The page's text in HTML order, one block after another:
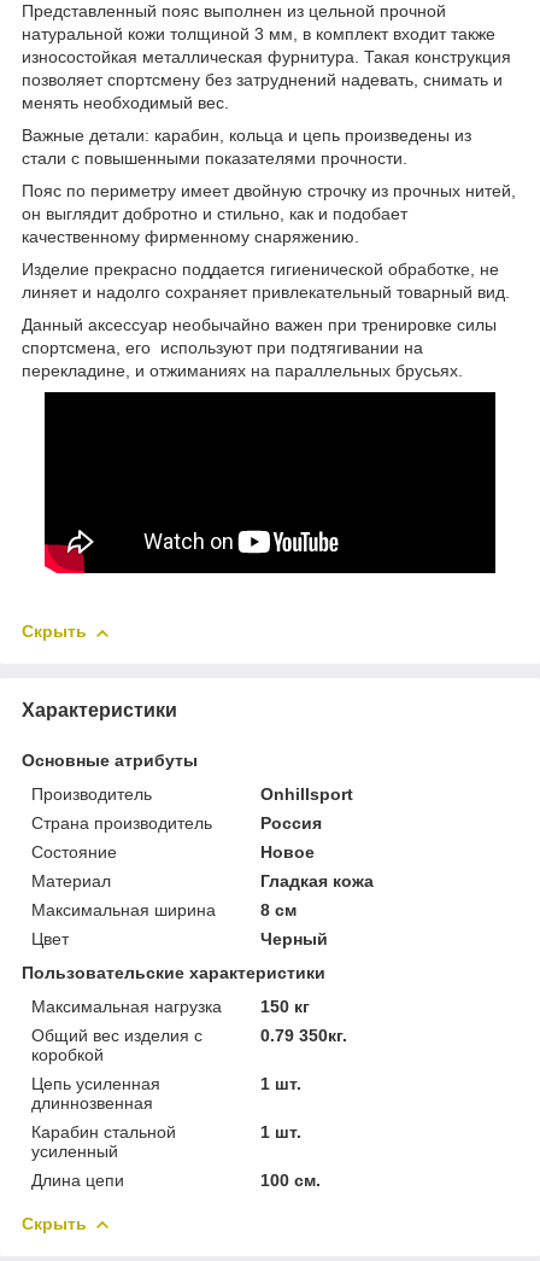
Представленный пояс выполнен из цельной прочной
натуральной кожи толщиной 3 мм, в комплект входит также
износостойкая металлическая фурнитура. Такая конструкция
позволяет спортсмену без затруднений надевать, снимать и
менять необходимый вес.
Важные детали: карабин, кольца и цепь произведены из
стали с повышенными показателями прочности.
Пояс по периметру имеет двойную строчку из прочных нитей,
он выглядит добротно и стильно, как и подобает
качественному фирменному снаряжению.
Изделие прекрасно поддается гигиенической обработке, не
линяет и надолго сохраняет привлекательный товарный вид.
Данный аксессуар необычайно важен при тренировке силы
спортсмена, его используют при подтягивании на
перекладине, и отжиманиях на параллельных брусьях.
Скрыть
Характеристики
Основные атрибуты
Производитель
Onhillsport
Страна производитель
Россия
Состояние
Новое
Материал
Гладкая кожа
Максимальная ширина
8 см
Цвет
Черный
Пользовательские характеристики
Максимальная нагрузка
150 кг
Общий вес изделия с
коробкой
0.79 350кг.
Цепь усиленная
длиннозвенная
1 шт.
Карабин стальной
усиленный
1 шт.
Длина цепи 100 см.
Скрыть